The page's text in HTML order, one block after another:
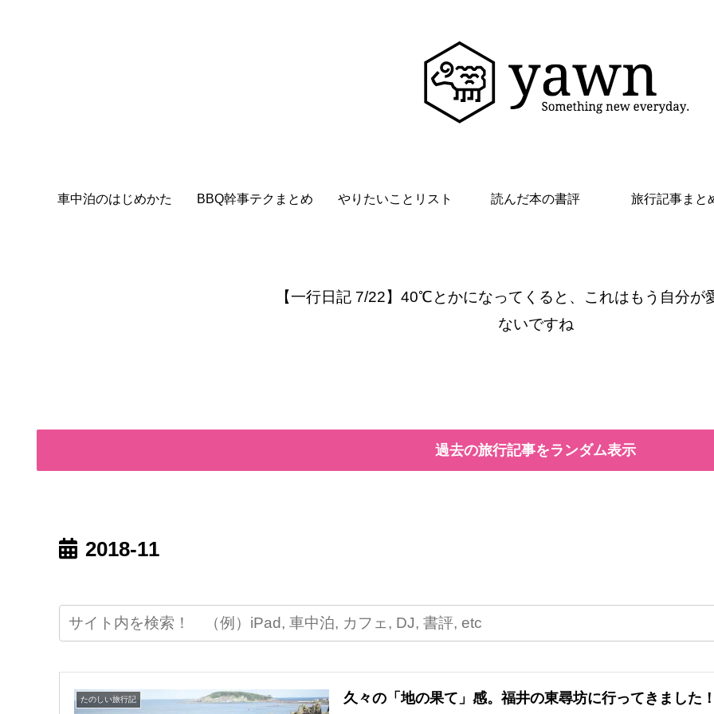
車中泊のはじめかた BBQ幹事テクまとめ やりたいことリスト 読んだ本の書評 旅行記事まと
【一行日記 7/22】40℃とかになってくると、これはもう自分が
ないですね
過去の旅行記事をランダム表示
2018-11
たのしい旅行記 久々の「地の果て」感。福井の東尋坊に行ってきました